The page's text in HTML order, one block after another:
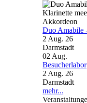
Duo Amabile
2 Aug. 26
Darmstadt
02 Aug.
Besucherlabor
2 Aug. 26
Darmstadt
mehr...